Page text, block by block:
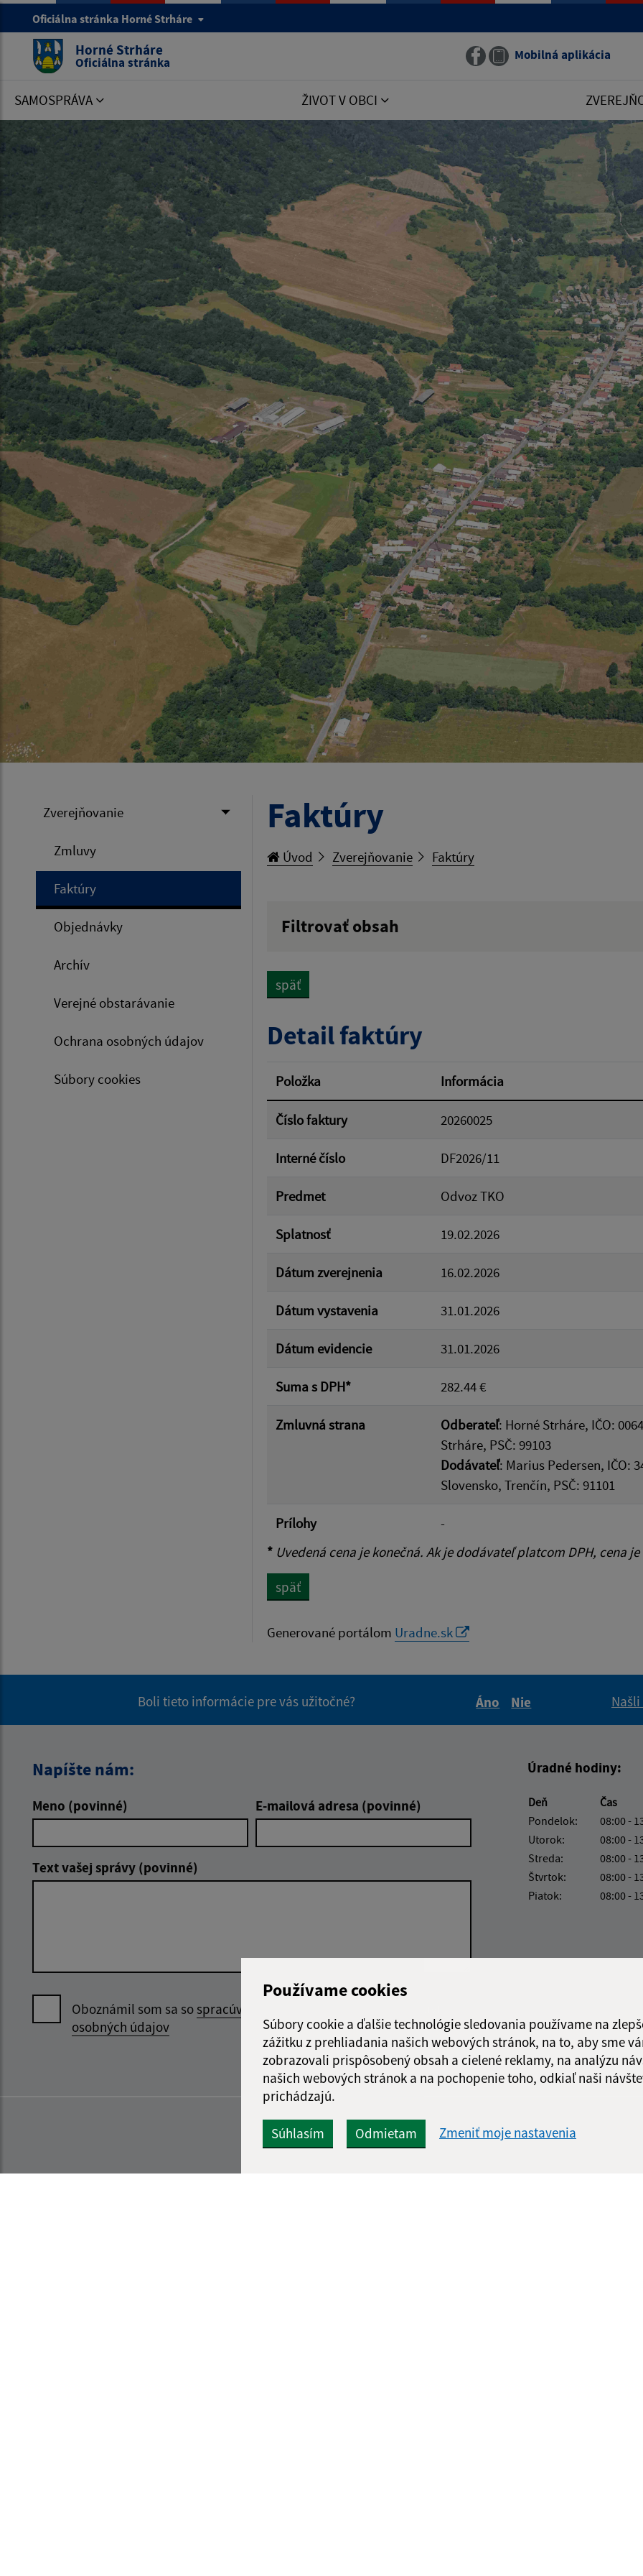
Používame cookies
Súbory cookie a ďalšie technológie sledovania používame na
zážitku z prehliadania našich webových stránok, na to, aby sme
zobrazovali prispôsobený obsah a cielené reklamy, na analýzu
našich webových stránok a na pochopenie toho, odkiaľ naši
prichádzajú.
Súhlasím Odmietam Zmeniť moje nastavenia
Oficiálna stránka Horné Strháre
Horné Strháre
Oficiálna stránka Mobilná aplikácia
SAMOSPRÁVA ŽIVOT V OBCI
Zverejňovanie
Zmluvy
Faktúry
Objednávky
Archív
Verejné obstarávanie
Ochrana osobných údajov
Súbory cookies
Faktúry
Úvod Zverejňovanie Faktúry
Filtrovať obsah
Suma od:
Filtrovať
späť
Detail faktúry
Položka Informácia
Číslo faktury 20260025
Interné číslo DF2026/11
Predmet Odvoz TKO
Splatnosť 19.02.2026
Dátum zverejnenia 16.02.2026
Dátum vystavenia 31.01.2026
Dátum evidencie 31.01.2026
Suma s DPH* 282.44 €
Zmluvná strana Odberateľ: Horné Strháre, IČO:
Strháre, PSČ: 99103
Dodávateľ: Marius Pedersen, IČO:
Slovensko, Trenčín, PSČ: 91101
Prílohy
-
* Uvedená cena je konečná. Ak je dodávateľ platcom DPH, cena
späť
Generované portálom Uradne.sk
Boli tieto informácie pre vás užitočné?
Áno
Nie
Napíšte nám:
Meno (povinné) E-mailová adresa (povinné)
Text vašej správy (povinné)
Oboznámil som sa sospracúvaním
osobných údajov
Úradné hodiny:
Deň
Čas
Pondelok:
08:00 -
Utorok:
08:00 -
Streda:
08:00 -
Štvrtok:
08:00 -
Piatok:
08:00 -